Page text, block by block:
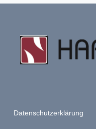
Daten­schutz­erklärung